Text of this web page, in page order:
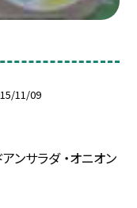
11/09
ンサラダ ・オニオン